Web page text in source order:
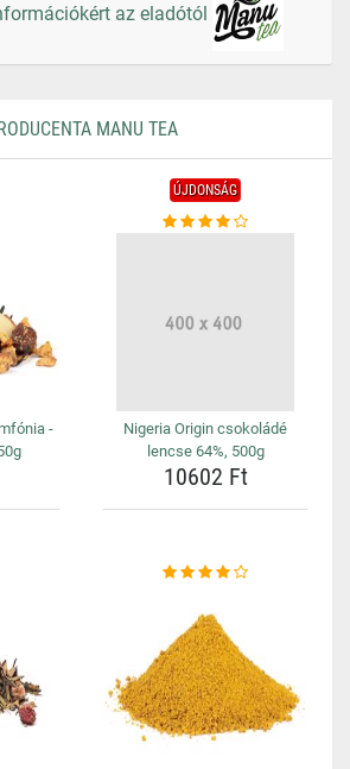
az eladótól
MANU TEA
-
ÚJDONSÁG
Nigeria Origin csokoládé
lencse 64%, 500g
10602 Ft